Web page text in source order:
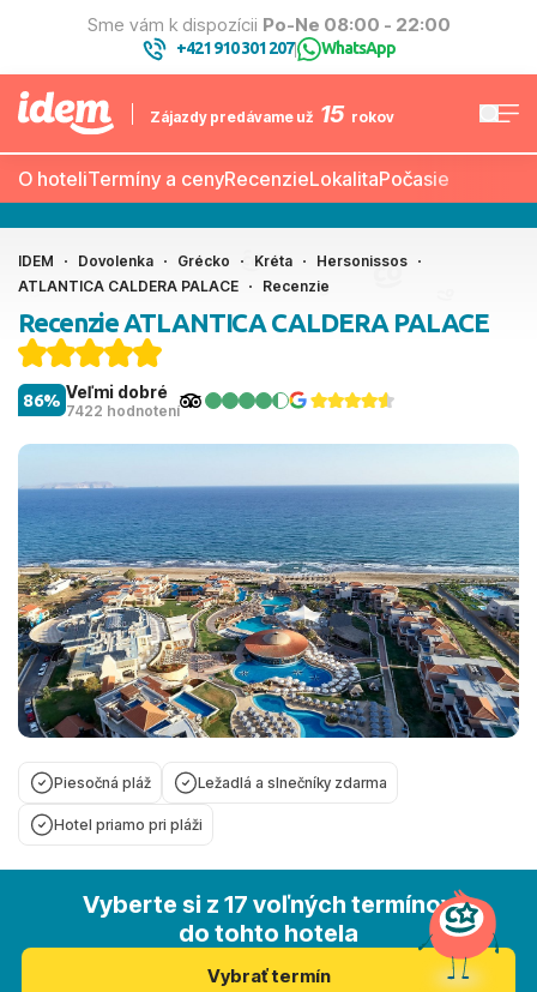
Sme vám k dispozícii Po-Ne 08:00 - 22:00
+421 910 301 207| WhatsApp
Zájazdy predávame už 15 rokov
O hoteliTermíny a cenyRecenzieLokalitaPočasie
IDEM Dovolenka Grécko Kréta
Hersonissos
ATLANTICA CALDERA PALACE
Recenzie
Recenzie ATLANTICA CALDERA PALACE
Veľmi dobré
7422 hodnotení
86%
Piesočná pláž Ležadlá a slnečníky zdarma
Hotel priamo pri pláži
Vyberte si z 17 voľných termínov
do tohto hotela
Vybrať termín